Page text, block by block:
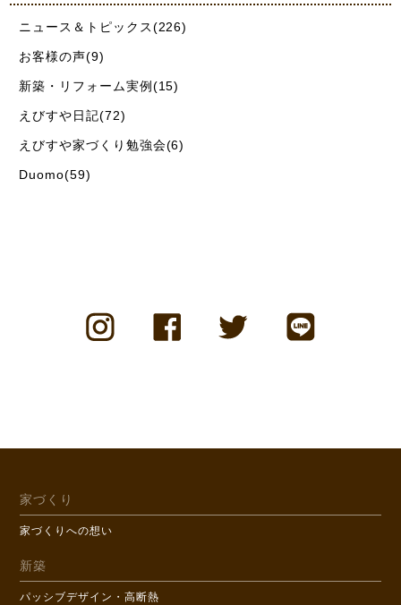
ニュース＆トピックス(226)
お客様の声(9)
新築・リフォーム実例(15)
えびすや日記(72)
えびすや家づくり勉強会(6)
Duomo(59)
家づくり
家づくりへの想い
新築
パッシブデザイン・高断熱